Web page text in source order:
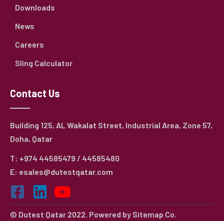
Downloads
News
Careers
Sling Calculator
Contact Us
Building 125, AL Wakalat Street, Industrial Area, Zone 57,
Doha, Qatar
T: +974 44585479 / 44585480
E: esales@dutestqatar.com
© Dutest Qatar 2022. Powered by Sitemap Co.